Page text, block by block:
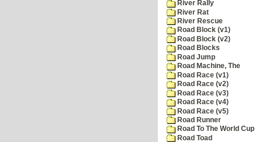
River Rally
River Rat
River Rescue
Road Block (v1)
Road Block (v2)
Road Blocks
Road Jump
Road Machine, The
Road Race (v1)
Road Race (v2)
Road Race (v3)
Road Race (v4)
Road Race (v5)
Road Runner
Road To The World Cup
Road Toad